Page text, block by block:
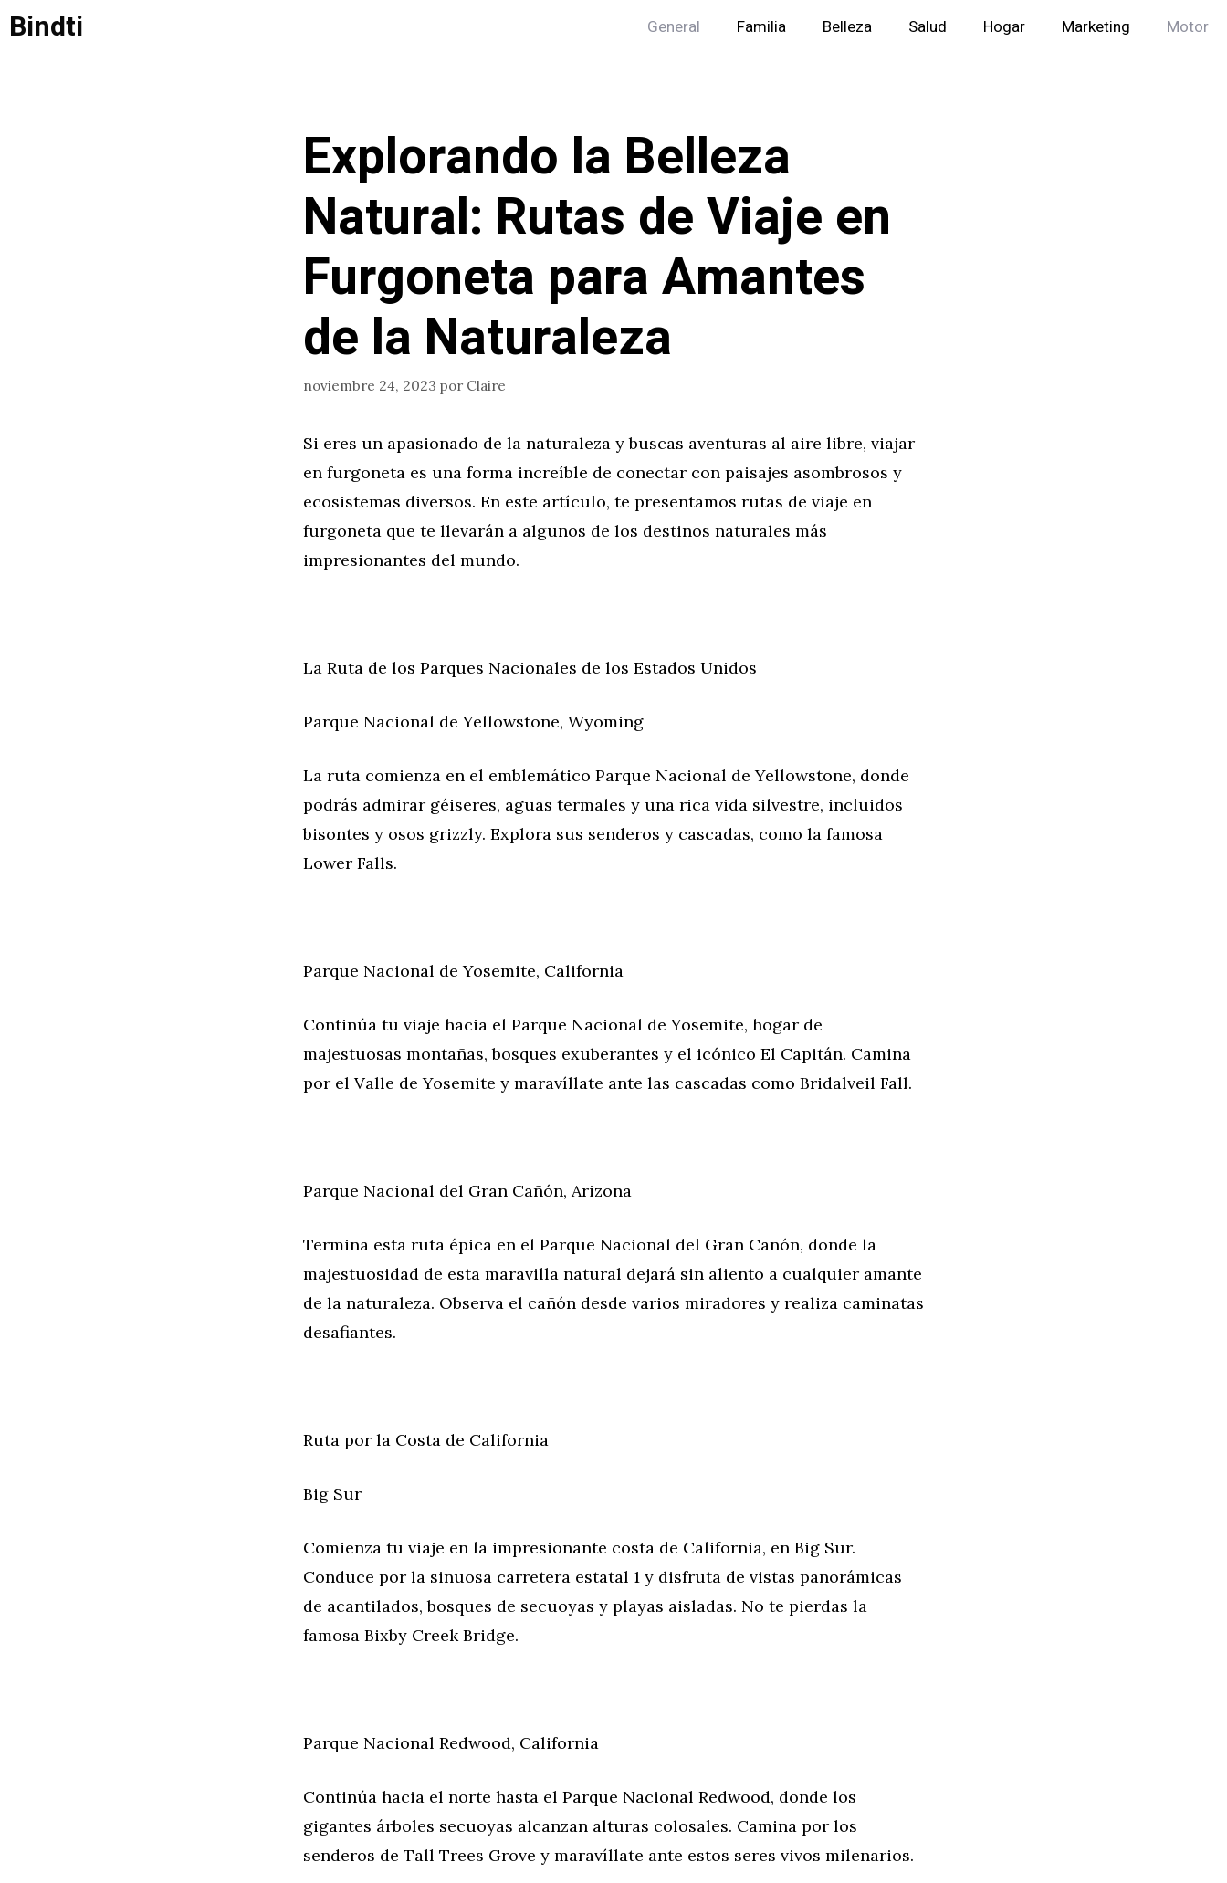
Saltar
alBindti General Familia Belleza Salud Hogar Marketing Motor
Explorando la Belleza
Natural: Rutas de Viaje en
Furgoneta para Amantes
de la Naturaleza
noviembre 24, 2023 por Claire
Si eres un apasionado de la naturaleza y buscas aventuras al aire libre, viajar
en furgoneta es una forma increíble de conectar con paisajes asombrosos y
ecosistemas diversos. En este artículo, te presentamos rutas de viaje en
furgoneta que te llevarán a algunos de los destinos naturales más
impresionantes del mundo.
La Ruta de los Parques Nacionales de los Estados Unidos
Parque Nacional de Yellowstone, Wyoming
La ruta comienza en el emblemático Parque Nacional de Yellowstone, donde
podrás admirar géiseres, aguas termales y una rica vida silvestre, incluidos
bisontes y osos grizzly. Explora sus senderos y cascadas, como la famosa
Lower Falls.
Parque Nacional de Yosemite, California
Continúa tu viaje hacia el Parque Nacional de Yosemite, hogar de
majestuosas montañas, bosques exuberantes y el icónico El Capitán. Camina
por el Valle de Yosemite y maravíllate ante las cascadas como Bridalveil Fall.
Parque Nacional del Gran Cañón, Arizona
Termina esta ruta épica en el Parque Nacional del Gran Cañón, donde la
majestuosidad de esta maravilla natural dejará sin aliento a cualquier amante
de la naturaleza. Observa el cañón desde varios miradores y realiza caminatas
desafiantes.
Ruta por la Costa de California
Big Sur
Comienza tu viaje en la impresionante costa de California, en Big Sur.
Conduce por la sinuosa carretera estatal 1 y disfruta de vistas panorámicas
de acantilados, bosques de secuoyas y playas aisladas. No te pierdas la
famosa Bixby Creek Bridge.
Parque Nacional Redwood, California
Continúa hacia el norte hasta el Parque Nacional Redwood, donde los
gigantes árboles secuoyas alcanzan alturas colosales. Camina por los
senderos de Tall Trees Grove y maravíllate ante estos seres vivos milenarios.